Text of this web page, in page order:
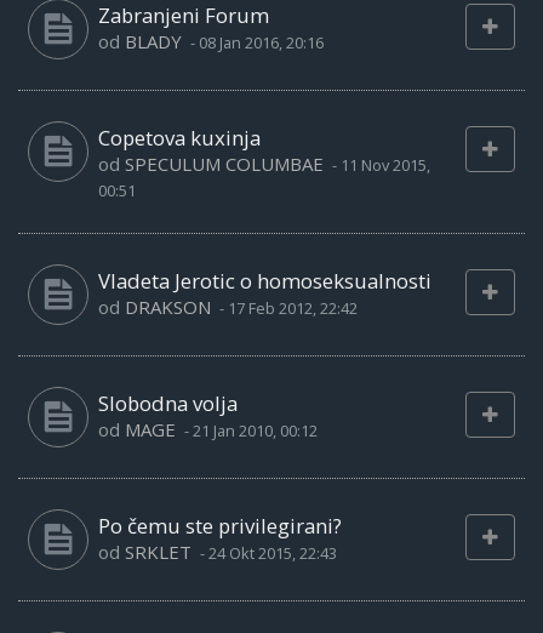
Zabranjeni Forum
od BLADY - 08 Jan 2016, 20:16
Copetova kuxinja
od SPECULUM COLUMBAE - 11 Nov 2015,
00:51
Vladeta Jerotic o homoseksualnosti
od DRAKSON - 17 Feb 2012, 22:42
Slobodna volja
od MAGE -21 Jan 2010, 00:12
Po čemu ste privilegirani?
od SRKLET -24 Okt 2015, 22:43